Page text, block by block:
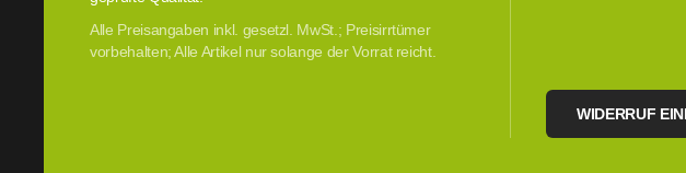
Alle Preisangaben inkl. gesetzl. MwSt.; Preisirrtümer
vorbehalten; Alle Artikel nur solange der Vorrat reicht.
WIDERRUF